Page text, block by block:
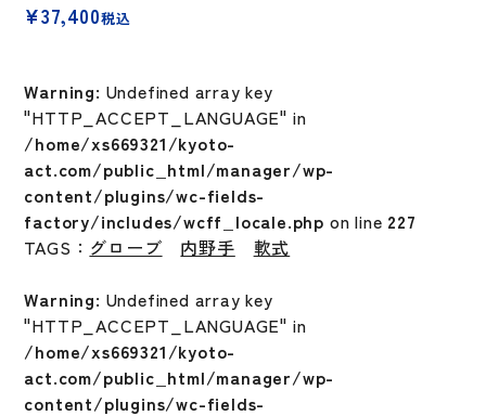
¥37,400税込
Warning: Undefined array key
"HTTP_ACCEPT_LANGUAGE" in
/home/xs669321/kyoto-
act.com/public_html/manager/wp-
content/plugins/wc-fields-
factory/includes/wcff_locale.php on line 227
TAGS： グローブ 内野手
軟式
Warning: Undefined array key
"HTTP_ACCEPT_LANGUAGE" in
/home/xs669321/kyoto-
act.com/public_html/manager/wp-
content/plugins/wc-fields-